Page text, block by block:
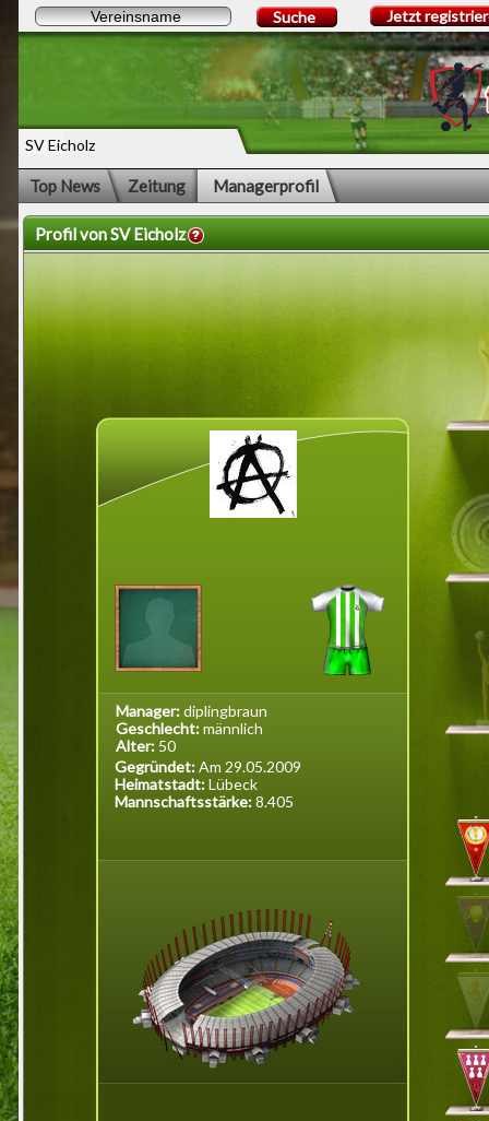
SV Eicholz
Suche Jetzt
Top News Zeitung Managerprofil
Profil von SV Eicholz
Manager:diplingbraun
Geschlecht:männlich
Alter: 50
Gegründet:Am 29.05.2009
Heimatstadt:Lübeck
Mannschaftsstärke:8.405